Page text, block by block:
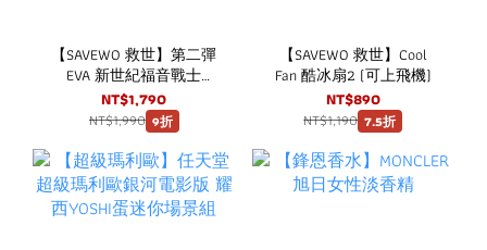
【SAVEWO 救世】第二彈
EVA 新世紀福音戰士
SAVEWO 救世 MagCell
MC509 磁能寶 5000mAh
NT$1,790
NT$1,990 9折
【SAVEWO 救世】Cool
Fan 酷冰扇2 (可上飛機)
NT$890
NT$1,190 7.5折